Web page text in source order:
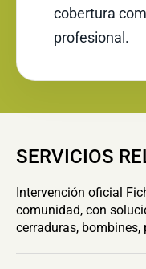
cobertura
profesional.
SERVICIOS
Intervención oficial
comunidad, con
cerraduras,